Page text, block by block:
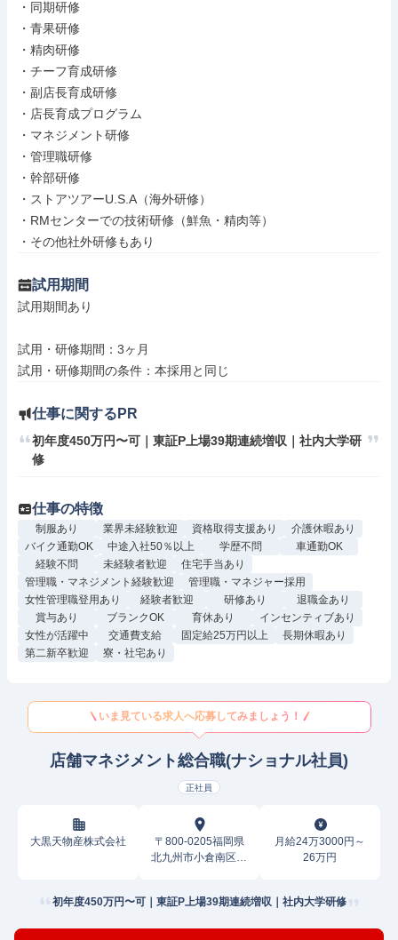
・同期研修
・青果研修
・精肉研修
・チーフ育成研修
・副店長育成研修
・店長育成プログラム
・マネジメント研修
・管理職研修
・幹部研修
・ストアツアーU.S.A（海外研修）
・RMセンターでの技術研修（鮮魚・精肉等）
・その他社外研修もあり
試用期間
試用期間あり
試用・研修期間：3ヶ月
仕事に関するPR
初年度450万円〜可｜東証P上場39期連続増収｜社内大学研
修
仕事の特徴
制服あり 業界未経験歓迎 資格取得支援あり
介護休暇あり
バイク通勤OK
中途入社50％以上 学歴不問
車通勤OK
経験不問
未経験者歓迎
住宅手当あり
管理職・マネジメント経験歓迎
管理職・マネジャー採用
女性管理職登用あり
経験者歓迎 研修あり
退職金あり
賞与あり
ブランクOK 育休あり
インセンティブあり
女性が活躍中
交通費支給 固定給25万円以上
長期休暇あり
第二新卒歓迎
寮・社宅あり
いま見ている求人へ応募してみましょう！
店舗マネジメント総合職(ナショナル社員)
正社員
大黒天物産株式会社
〒800-0205福岡県
北九州市小倉南区沼
月給24万3000円～
26万円
初年度450万円〜可｜東証P上場39期連続増収｜社内大学研修